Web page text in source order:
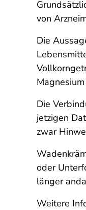
von
Die
Die
jetzigen
zwar
oder
länger
Weitere